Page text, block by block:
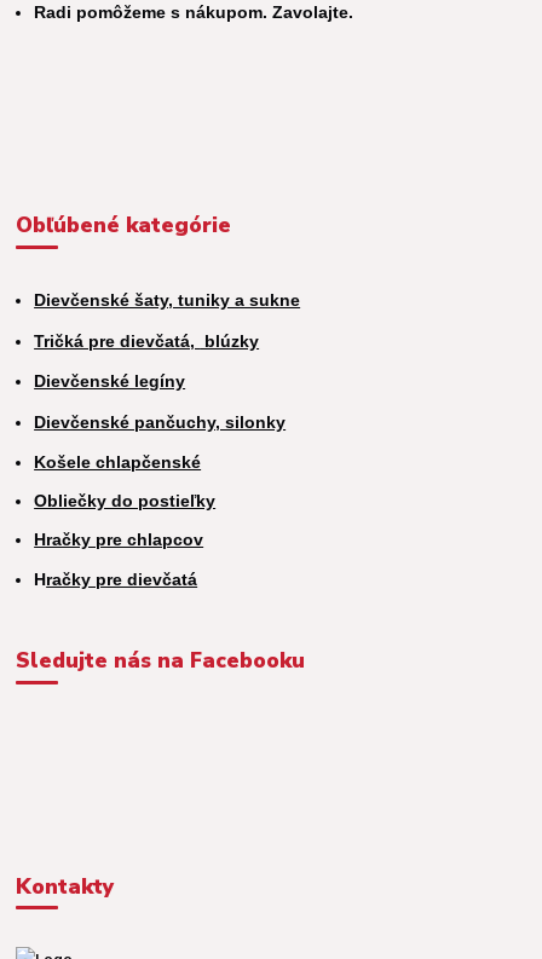
Radi pomôžeme s nákupom. Zavolajte.
Obľúbené kategórie
Dievčenské šaty, tuniky a sukne
Tričká pre dievčatá, blúzky
Dievčenské legíny
Dievčenské pančuchy, silonky
Košele chlapčenské
Obliečky do postieľky
Hračky pre chlapcov
Hračky pre dievčatá
Sledujte nás na Facebooku
Kontakty